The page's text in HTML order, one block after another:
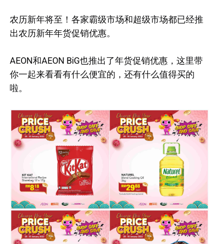
农历新年将至！各家霸级市场和超级市场都已经推
出农历新年年货促销优惠。
AEON和AEON BiG也推出了年货促销优惠，这里带
你一起来看看有什么便宜的，还有什么值得买的
啦。